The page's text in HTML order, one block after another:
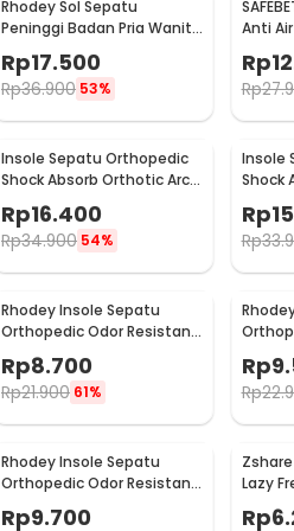
Rhodey Sol Sepatu
Peninggi Badan Pria Wanita
Rp17.500
Rp36.900 53%
Anti
PVC
- H-101
Rp
Rp
Insole Sepatu Orthopedic
Shock Absorb Orthotic Arch
Gel Foam S - ZYD17
Rp16.400
Rp34.900 54%
Insole
Shock
Rp
Rp
Rhodey Insole Sepatu
Orthopedic Odor Resistant
EVA Foam 35 - Y3Y27
Rp8.700
Rp21.900 61%
Rp
Rp
Rhodey Insole Sepatu
Orthopedic Odor Resistant
Rp9.700
Lazy
Lace 1
Rp